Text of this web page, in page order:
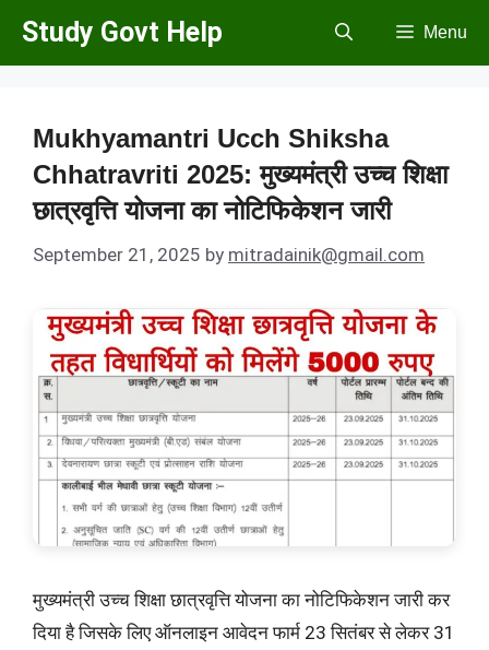
Skip
Study Govt Help Menu
Mukhyamantri Ucch Shiksha
Chhatravriti 2025: मुख्यमंत्री उच्च शिक्षा
छात्रवृत्ति योजना का नोटिफिकेशन जारी
September 21, 2025 by mitradainik@gmail.com
मुख्यमंत्री उच्च शिक्षा छात्रवृत्ति योजना का नोटिफिकेशन जारी कर
दिया है जिसके लिए ऑनलाइन आवेदन फार्म 23 सितंबर से लेकर 31